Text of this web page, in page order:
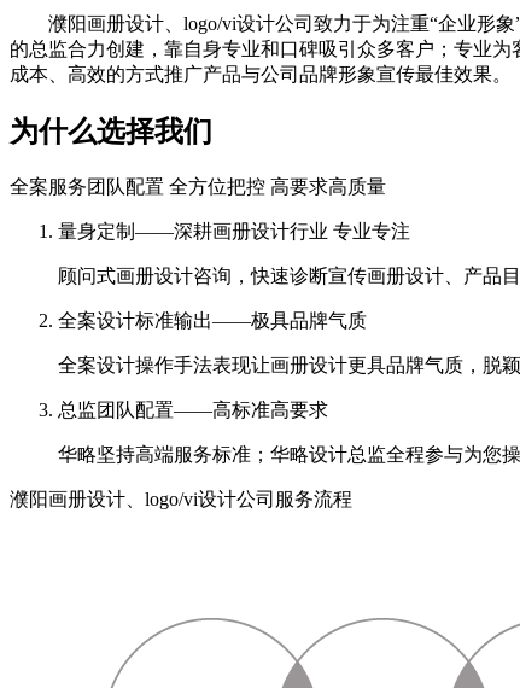
濮阳画册设计、logo/vi设计公司致力于为注重“企业形象
的总监合力创建，靠自身专业和口碑吸引众多客户；专业
成本、高效的方式推广产品与公司品牌形象宣传最佳效果。
为什么选择我们
全案服务团队配置 全方位把控 高要求高质量
量身定制——深耕画册设计行业 专业专注
顾问式画册设计咨询，快速诊断宣传画册设计、产品
全案设计标准输出——极具品牌气质
全案设计操作手法表现让画册设计更具品牌气质，脱
总监团队配置——高标准高要求
华略坚持高端服务标准；华略设计总监全程参与为您
濮阳画册设计、logo/vi设计公司服务流程